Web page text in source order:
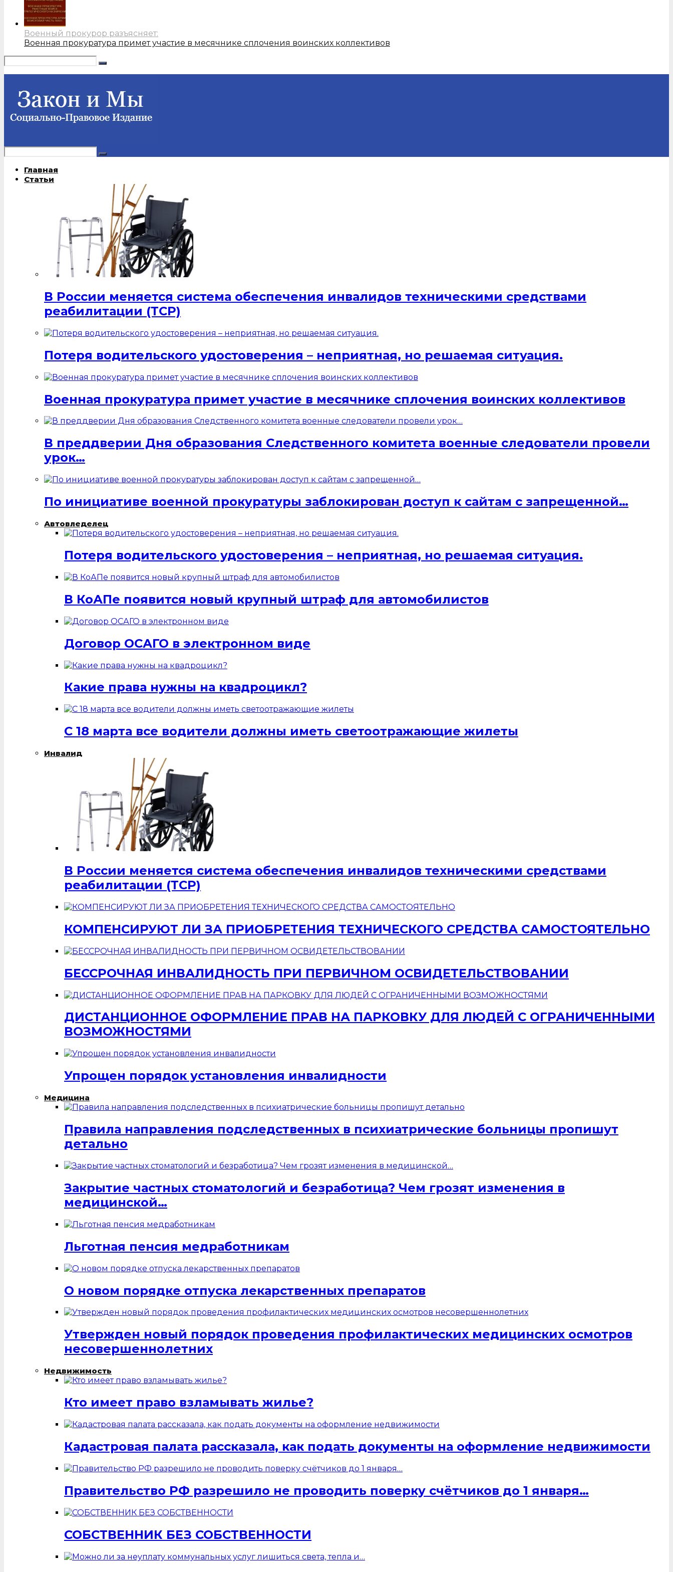
Военный прокурор разъясняет:
Военная прокуратура примет участие в месячнике сплочения воинских коллективов
Главная
Статьи
В России меняется система обеспечения инвалидов техническими средствами
реабилитации (ТСР)
Потеря водительского удостоверения – неприятная, но решаемая ситуация.
Военная прокуратура примет участие в месячнике сплочения воинских коллективов
В преддверии Дня образования Следственного комитета военные следователи провели
урок…
По инициативе военной прокуратуры заблокирован доступ к сайтам с запрещенной…
Автовледелец
Потеря водительского удостоверения – неприятная, но решаемая ситуация.
В КоАПе появится новый крупный штраф для автомобилистов
Договор ОСАГО в электронном виде
Какие права нужны на квадроцикл?
С 18 марта все водители должны иметь светоотражающие жилеты
Инвалид
В России меняется система обеспечения инвалидов техническими средствами
реабилитации (ТСР)
КОМПЕНСИРУЮТ ЛИ ЗА ПРИОБРЕТЕНИЯ ТЕХНИЧЕСКОГО СРЕДСТВА САМОСТОЯТЕЛЬНО
БЕССРОЧНАЯ ИНВАЛИДНОСТЬ ПРИ ПЕРВИЧНОМ ОСВИДЕТЕЛЬСТВОВАНИИ
ДИСТАНЦИОННОЕ ОФОРМЛЕНИЕ ПРАВ НА ПАРКОВКУ ДЛЯ ЛЮДЕЙ С ОГРАНИЧЕННЫМИ
ВОЗМОЖНОСТЯМИ
Упрощен порядок установления инвалидности
Медицина
Правила направления подследственных в психиатрические больницы пропишут
детально
Закрытие частных стоматологий и безработица? Чем грозят изменения в
медицинской…
Льготная пенсия медработникам
О новом порядке отпуска лекарственных препаратов
Утвержден новый порядок проведения профилактических медицинских осмотров
несовершеннолетних
Недвижимость
Кто имеет право взламывать жилье?
Кадастровая палата рассказала, как подать документы на оформление недвижимости
Правительство РФ разрешило не проводить поверку счётчиков до 1 января…
СОБСТВЕННИК БЕЗ СОБСТВЕННОСТИ